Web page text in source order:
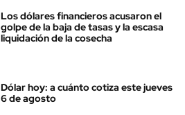
Los dólares financieros acusaron el
golpe de la baja de tasas y la escasa
liquidación de la cosecha
Dólar hoy: a cuánto cotiza este jueves
6 de agosto